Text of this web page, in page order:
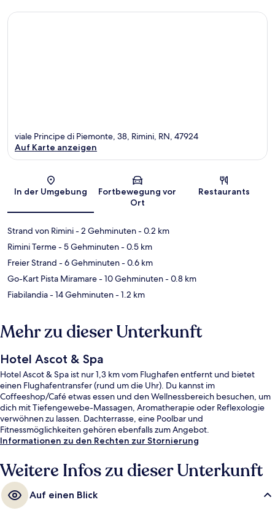
Karte
viale Principe di Piemonte, 38, Rimini, RN, 47924
Auf Karte anzeigen
In der Umgebung
Fortbewegung vor
Ort
Restaurants
Strand von Rimini- 2 Gehminuten- 0.2 km
Rimini Terme- 5 Gehminuten- 0.5 km
Freier Strand - 6 Gehminuten- 0.6 km
Go-Kart Pista Miramare- 10 Gehminuten- 0.8 km
Fiabilandia- 14 Gehminuten- 1.2 km
Mehr zu dieser Unterkunft
Hotel Ascot & Spa
Hotel Ascot & Spa ist nur 1,3 km vom Flughafen entfernt und bietet
einen Flughafentransfer (rund um die Uhr). Du kannst im
Coffeeshop/Café etwas essen und den Wellnessbereich besuchen, um
dich mit Tiefengewebe-Massagen, Aromatherapie oder Reflexologie
verwöhnen zu lassen. Dachterrasse, eine Poolbar und
Fitnessmöglichkeiten gehören ebenfalls zum Angebot.
Informationen zu den Rechten zur Stornierung
Weitere Infos zu dieser Unterkunft
Auf einen Blick